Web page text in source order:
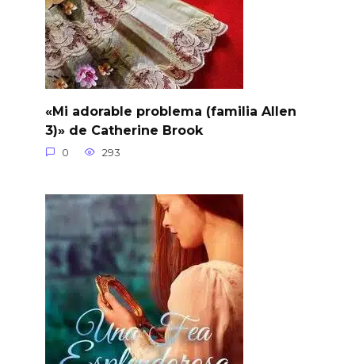
«Mi adorable problema (familia Allen
3)» de Catherine Brook
0 293